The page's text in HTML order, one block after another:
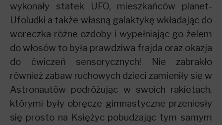
wykonały statek UFO, mieszkańców planet-
Ufoludki a także własną galaktykę wkładając do
woreczka różne ozdoby i wypełniając go żelem
do włosów to była prawdziwa frajda oraz okazja
do ćwiczeń sensorycznych! Nie zabrakło
również zabaw ruchowych dzieci zamieniły się w
Astronautów podróżując w swoich rakietach,
którymi były obręcze gimnastyczne przeniosły
się prosto na Księżyc pobudzając tym samym